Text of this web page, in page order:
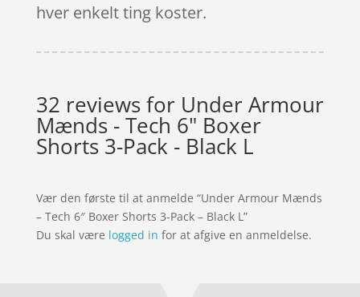
hver enkelt ting koster.
32 reviews for Under Armour
Mænds - Tech 6" Boxer
Shorts 3-Pack - Black L
Vær den første til at anmelde “Under Armour Mænds
– Tech 6″ Boxer Shorts 3-Pack – Black L”
Du skal være logged in for at afgive en anmeldelse.